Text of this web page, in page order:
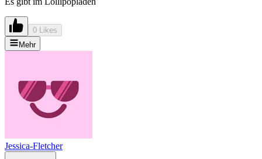
0 Likes
Mehr
Jessica-Fletcher